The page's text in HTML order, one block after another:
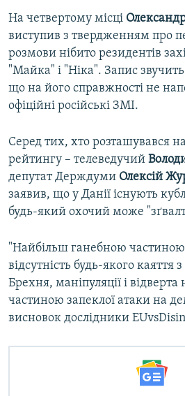
На четвертому місці
виступив з твердженням про
розмови нібито резидентів
"Майка" і "Ніка". Запис звучить
що на його справжності не
офіційні російські ЗМІ.
Серед тих, хто розташувався
рейтингу – телеведучий
депутат Держдуми Олексій
заявив, що у Данії існують
будь-який охочий може
"Найбільш ганебною частиною
відсутність будь-якого каяття
Брехня, маніпуляції і відверта
частиною запеклої атаки на
висновок дослідники